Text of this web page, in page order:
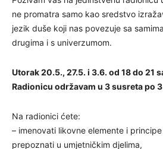
ne promatra samo kao sredstvo
jezik duše koji nas povezuje sa
drugima i s univerzumom.
Utorak 20.5., 27.5. i 3.6. od 18 do 21
Radionicu održavam u 3 susreta po
Na radionici ćete:
– imenovati likovne elemente i
prepoznati u umjetničkim djelima,